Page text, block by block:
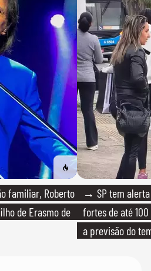
familiar, Roberto
de Erasmo de
→ SP tem
fortes de até
a previsão do